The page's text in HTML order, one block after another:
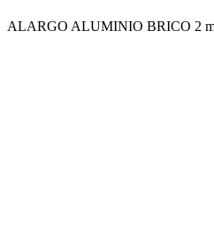
ALARGO ALUMINIO BRICO 2